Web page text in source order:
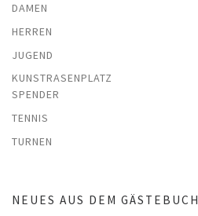
DAMEN
HERREN
JUGEND
KUNSTRASENPLATZ
SPENDER
TENNIS
TURNEN
NEUES AUS DEM GÄSTEBUCH